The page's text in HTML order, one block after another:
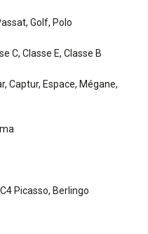
Golf, Polo
C, Classe E, Classe B
Captur, Espace, Mégane,
Picasso, Berlingo